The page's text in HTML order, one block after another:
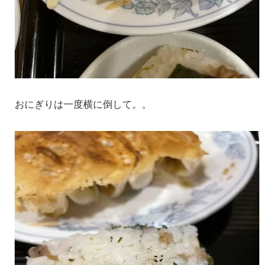
おにぎりは一度横に倒して。。